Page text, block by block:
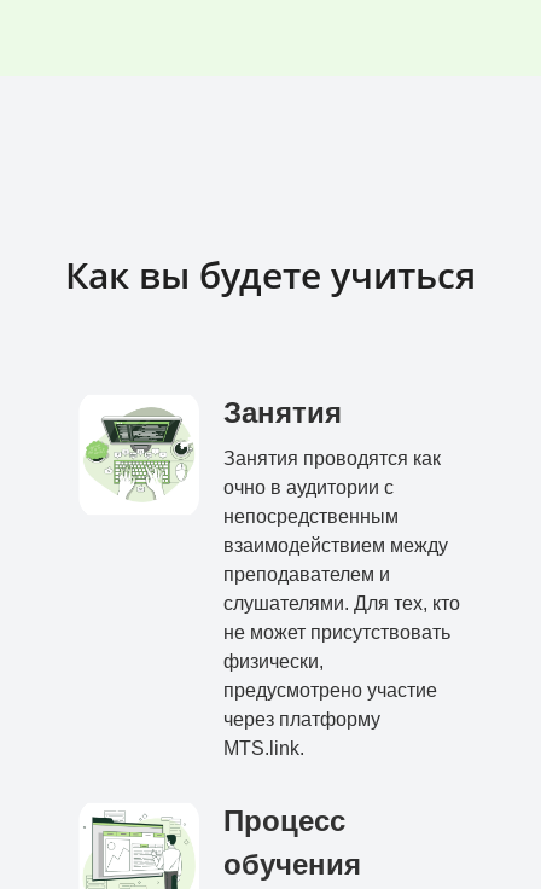
Как вы будете учиться
Занятия
Занятия проводятся как
очно в аудитории с
непосредственным
взаимодействием между
преподавателем и
слушателями. Для тех, кто
не может присутствовать
физически,
предусмотрено участие
через платформу
MTS.link.
Процесс
обучения